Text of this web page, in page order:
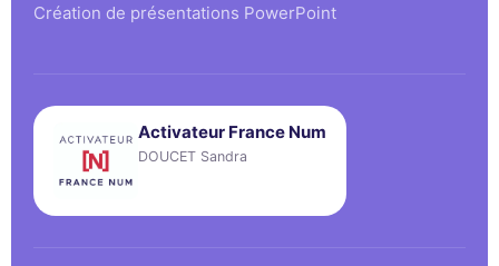
Création de présentations PowerPoint
Activateur France Num
DOUCET Sandra